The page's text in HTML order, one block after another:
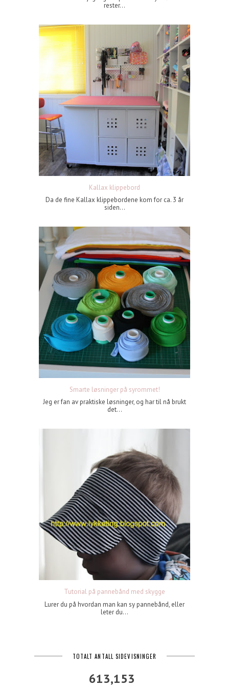
rester...
Kallax klippebord
Da de fine Kallax klippebordene kom for ca. 3 år
siden...
Smarte løsninger på syrommet!
Jeg er fan av praktiske løsninger, og har til nå brukt
det...
Tutorial på pannebånd med skygge
Lurer du på hvordan man kan sy pannebånd, eller
leter du...
TOTALT ANTALL SIDEVISNINGER
613,153